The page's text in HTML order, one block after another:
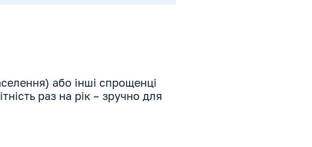
або інші спрощенці
раз на рік – зручно для